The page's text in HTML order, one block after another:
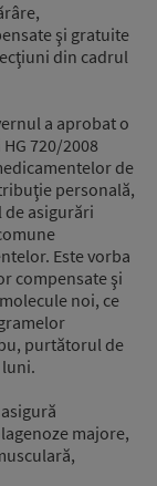
şi gratuite
din cadrul
a aprobat o
720/2008
de
personală,
de asigurări
Este vorba
compensate şi
noi, ce
purtătorul de
majore,